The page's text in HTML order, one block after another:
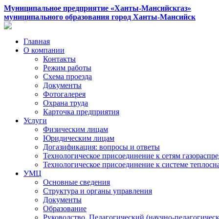
Муниципальное предприятие «Ханты-Мансийскгаз»
муниципального образования город Ханты-Мансийск
Главная
О компании
Контакты
Режим работы
Схема проезда
Документы
Фотогалерея
Охрана труда
Карточка предприятия
Услуги
Физическим лицам
Юридическим лицам
Догазификация: вопросы и ответы
Технологическое присоединение к сетям
Технологическое присоединение к системе
УМЦ
Основные сведения
Структура и органы управления
Документы
Образование
Руководство. Педагогический (научно-